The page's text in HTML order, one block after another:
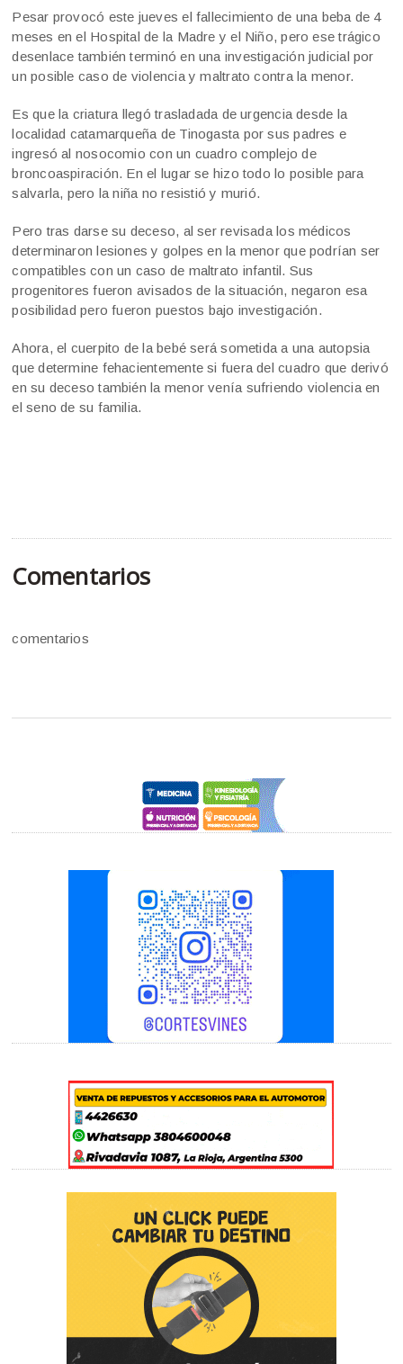
Pesar provocó este jueves el fallecimiento de una beba de 4
meses en el Hospital de la Madre y el Niño, pero ese trágico
desenlace también terminó en una investigación judicial por
un posible caso de violencia y maltrato contra la menor.
Es que la criatura llegó trasladada de urgencia desde la
localidad catamarqueña de Tinogasta por sus padres e
ingresó al nosocomio con un cuadro complejo de
broncoaspiración. En el lugar se hizo todo lo posible para
salvarla, pero la niña no resistió y murió.
Pero tras darse su deceso, al ser revisada los médicos
determinaron lesiones y golpes en la menor que podrían ser
compatibles con un caso de maltrato infantil. Sus
progenitores fueron avisados de la situación, negaron esa
posibilidad pero fueron puestos bajo investigación.
Ahora, el cuerpito de la bebé será sometida a una autopsia
que determine fehacientemente si fuera del cuadro que derivó
en su deceso también la menor venía sufriendo violencia en
el seno de su familia.
Comentarios
comentarios